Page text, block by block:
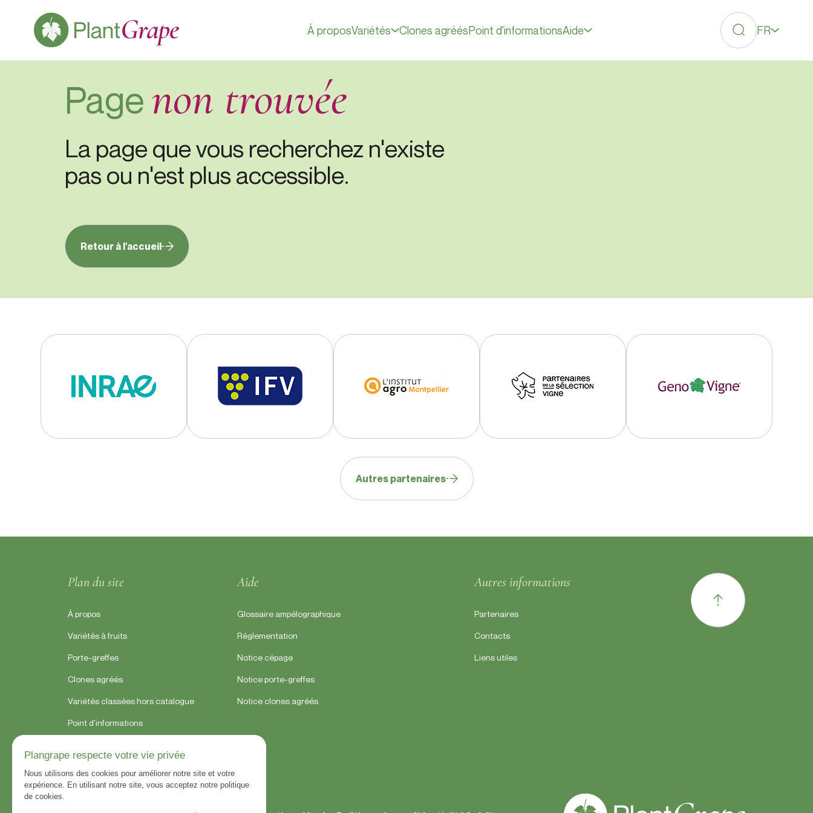
À proposVariétés Clones agréésPoint d'informationsAide FR
Pagenon trouvée
La page que vous recherchez n'existe
pas ou n'est plus accessible.
Retour à l'accueil
Autres partenaires
Plan du site
À propos
Variétés à fruits
Porte-greffes
Clones agréés
Variétés classées hors catalogue
Point d'informations
Aide
Glossaire ampélographique
Réglementation
Notice cépage
Notice porte-greffes
Notice clones agréés
Autres informations
Partenaires
Contacts
Liens utiles